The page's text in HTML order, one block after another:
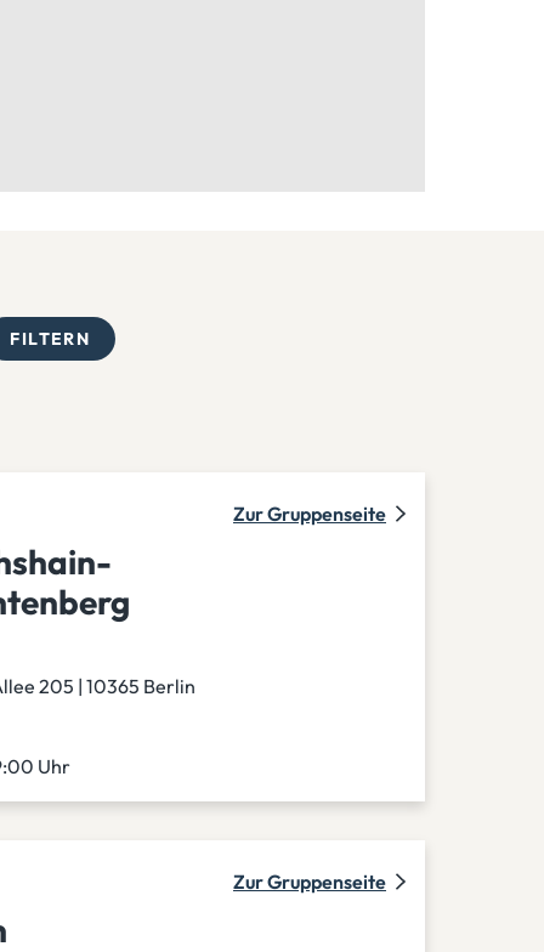
FILTERN
205 | 10365 Berlin
Uhr
Zur Gruppenseite
Zur Gruppenseite